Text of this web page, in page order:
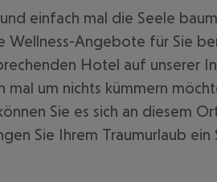
einfach mal die Seele
Angebote für Sie
Hotel auf unserer
mal um nichts kümmern
Sie es sich an diesem
Sie Ihrem Traumurlaub ein